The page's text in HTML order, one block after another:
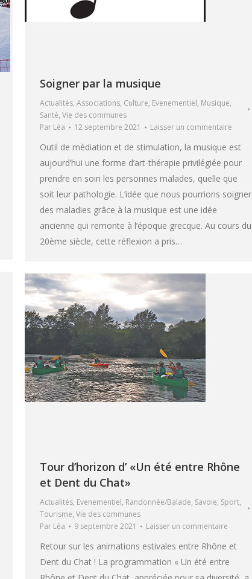
Soigner par la musique
Actualités, Associations, Culture, Evenementiel, Musique,
Santé, Vie des communes
Par Léa 12 septembre 2021 Laisser un commentaire
Outil de médiation et de stimulation, la musique est
aujourd’hui une forme d’art-thérapie privilégiée pour
prendre en soin les personnes malades, quelle que
soit leur pathologie. L’idée que nous pourrions soigner
des maladies grâce à la musique est une idée
ancienne qui remonte à l’époque grecque. Au cours du
20ème siècle, cette réflexion a pris…
Tour d’horizon d’ «Un été entre Rhône
et Dent du Chat»
Actualités, Evenementiel, Randonnée/Balade, Savoie, Sport,
Tourisme, Vie des communes
Par Léa 9 septembre 2021 Laisser un commentaire
Retour sur les animations estivales entre Rhône et
Dent du Chat ! La programmation « Un été entre